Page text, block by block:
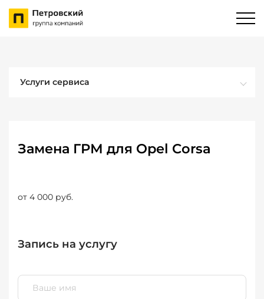
Услуги сервиса
Замена ГРМ для Opel Corsa
от 4 000 руб.
Запись на услугу